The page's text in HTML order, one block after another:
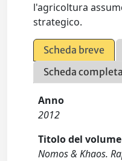
l'agricoltura
strategico.
Scheda breve
Scheda
Anno
2012
Titolo del volume
Nomos & Khaos.